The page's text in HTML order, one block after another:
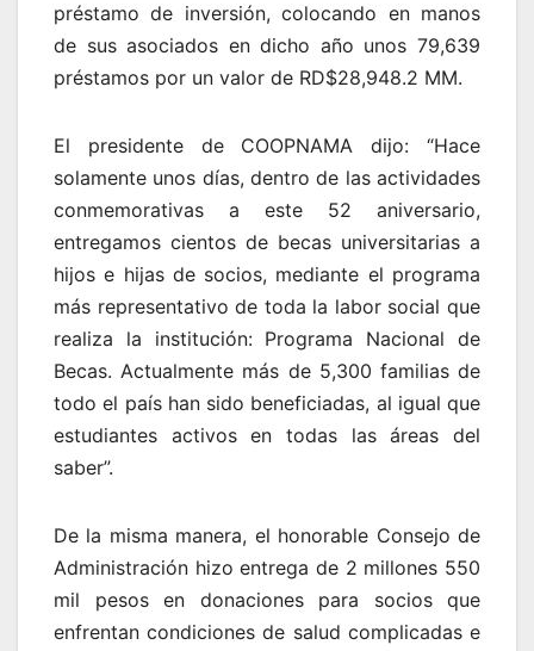
préstamo de inversión, colocando en manos
de sus asociados en dicho año unos 79,639
préstamos por un valor de RD$28,948.2 MM.
El presidente de COOPNAMA dijo: “Hace
solamente unos días, dentro de las actividades
conmemorativas a este 52 aniversario,
entregamos cientos de becas universitarias a
hijos e hijas de socios, mediante el programa
más representativo de toda la labor social que
realiza la institución: Programa Nacional de
Becas. Actualmente más de 5,300 familias de
todo el país han sido beneficiadas, al igual que
estudiantes activos en todas las áreas del
saber”.
De la misma manera, el honorable Consejo de
Administración hizo entrega de 2 millones 550
mil pesos en donaciones para socios que
enfrentan condiciones de salud complicadas e